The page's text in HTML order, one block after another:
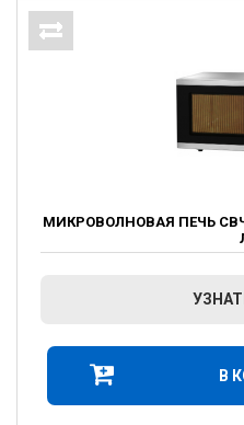
МИКРОВОЛНОВАЯ ПЕЧЬ
В